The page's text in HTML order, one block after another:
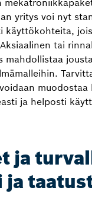
yritys voi nyt
käyttökohteita,
tai
mahdollistaa
muodostaa
ja helposti
ja
ja